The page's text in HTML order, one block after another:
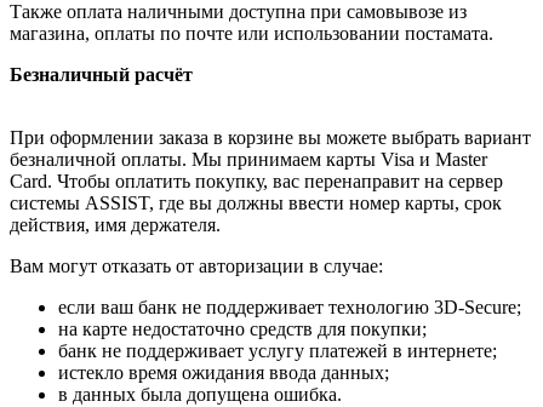
Также оплата наличными доступна при самовывозе из
магазина, оплаты по почте или использовании постамата.
Безналичный расчёт
При оформлении заказа в корзине вы можете выбрать вариант
безналичной оплаты. Мы принимаем карты Visa и Master
Card. Чтобы оплатить покупку, вас перенаправит на сервер
системы ASSIST, где вы должны ввести номер карты, срок
действия, имя держателя.
Вам могут отказать от авторизации в случае:
если ваш банк не поддерживает технологию 3D-Secure;
на карте недостаточно средств для покупки;
банк не поддерживает услугу платежей в интернете;
истекло время ожидания ввода данных;
в данных была допущена ошибка.